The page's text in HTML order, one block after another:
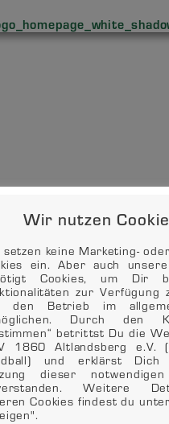
Wir nutzen
keine Marketing-
ein. Aber auch
Cookies, um Dir
zur Verfügung
den Betrieb im
Durch den
betrittst Du die
1860 Altlandsberg e.V.
und erklärst
dieser
Weitere
Cookies findest du